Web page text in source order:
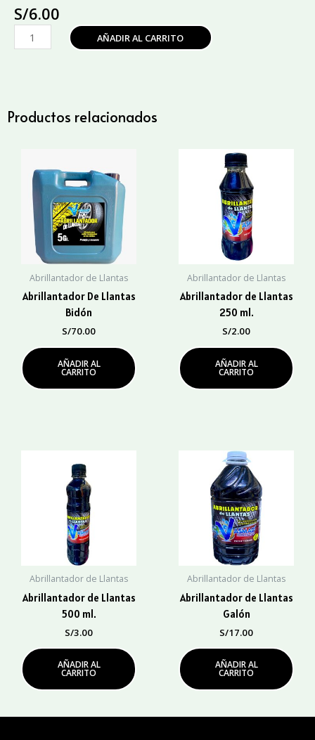
S/6.00
Abrillantador
de
cantidad
AÑADIR AL CARRITO
Productos relacionados
Abrillantador de Llantas
Abrillantador De Llantas
Bidón
S/70.00
AÑADIR AL
CARRITO
Abrillantador de Llantas
Abrillantador de Llantas
250 ml.
S/2.00
AÑADIR AL
CARRITO
Abrillantador de Llantas
Abrillantador de Llantas
500 ml.
S/3.00
AÑADIR AL
CARRITO
Abrillantador de Llantas
Abrillantador de Llantas
Galón
S/17.00
AÑADIR AL
CARRITO